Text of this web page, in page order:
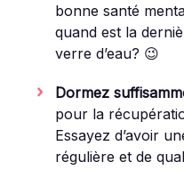
bonne santé
quand est la
verre d’eau? 😉
Dormez
pour la
Essayez d’avoir
régulière et de